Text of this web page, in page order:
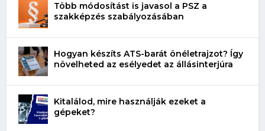
Több módosítást is javasol a PSZ a
szakképzés szabályozásában
Hogyan készíts ATS-barát önéletrajzot? Így
növelheted az esélyedet az állásinterjúra
Kitalálod, mire használják ezeket a
gépeket?